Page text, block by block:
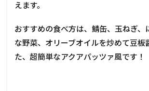
えます。
おすすめの食べ方は、 鯖缶、玉ねぎ、
な野菜、オリーブオイルを炒めて豆板
た、超簡単なアクアパッツァ風です！